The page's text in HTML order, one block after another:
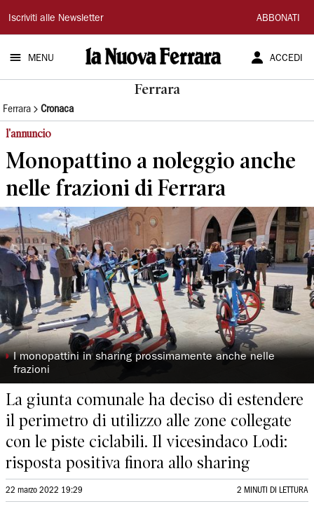
La
Nuova
Ferrara
Iscriviti alle Newsletter ABBONATI
MENU ACCEDI
Ferrara
Ferrara Cronaca
l'annuncio
Monopattino a noleggio anche
nelle frazioni di Ferrara
◗I monopattini in sharing prossimamente anche nelle
frazioni
La giunta comunale ha deciso di estendere
il perimetro di utilizzo alle zone collegate
con le piste ciclabili. Il vicesindaco Lodi:
risposta positiva finora allo sharing
22 marzo 2022 19:29 2 MINUTI DI LETTURA